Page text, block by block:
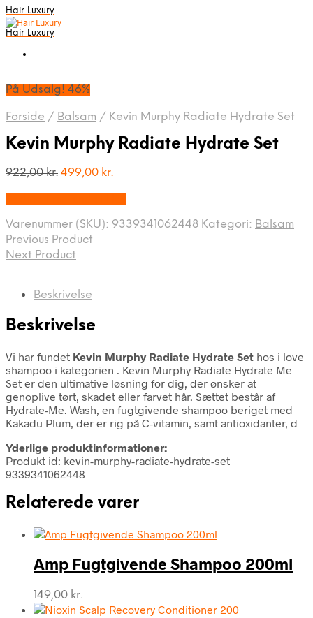
Hair Luxury
Hair Luxury
På Udsalg! 46%
Forside / Balsam / Kevin Murphy Radiate Hydrate Set
Kevin Murphy Radiate Hydrate Set
922,00kr. Den
922,00 kr..
499,00 kr.Den
499,00 kr..
Varenummer (SKU): 9339341062448 Kategori: Balsam
Previous Product
Next Product
Beskrivelse
Beskrivelse
Vi har fundet Kevin Murphy Radiate Hydrate Set hos i love
shampoo i kategorien . Kevin Murphy Radiate Hydrate Me
Set er den ultimative løsning for dig, der ønsker at
genoplive tørt, skadet eller farvet hår. Sættet består af
Hydrate-Me. Wash, en fugtgivende shampoo beriget med
Kakadu Plum, der er rig på C-vitamin, samt antioxidanter, d
Yderlige produktinformationer:
Produkt id: kevin-murphy-radiate-hydrate-set
9339341062448
Relaterede varer
Amp Fugtgivende Shampoo 200ml
149,00 kr.